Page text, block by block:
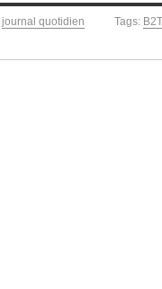
journal quotidien Tags: